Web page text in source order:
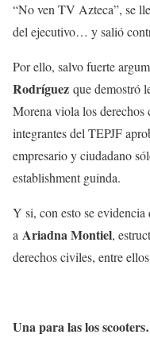
“No ven TV Azteca”, se
del ejecutivo… y salió
Por ello, salvo fuerte
Rodríguez que demostró
Morena viola los derechos
integrantes del TEPJF
empresario y ciudadano
establishment guinda.
Y si, con esto se
a Ariadna Montiel,
derechos civiles, entre
Una para las los